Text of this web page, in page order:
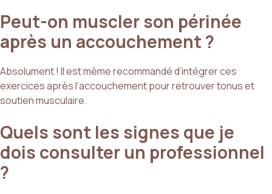
Peut-on muscler son périnée
après un accouchement ?
Absolument ! Il est même recommandé d’intégrer ces
exercices après l’accouchement pour retrouver tonus et
soutien musculaire.
Quels sont les signes que je
dois consulter un professionnel
?